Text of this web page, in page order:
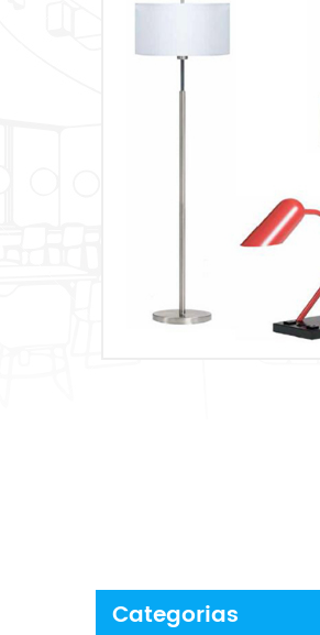
Categorias